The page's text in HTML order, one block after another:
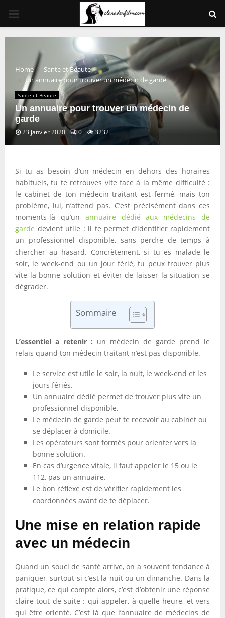
PRIMARY
MENU
Home
Sante et Beaute
Un annuaire pour trouver un médecin de garde
Sante et Beaute
Un annuaire pour trouver un médecin de
garde
23 janvier 2020 0 3232
Si tu as besoin d’un médecin en dehors des horaires
habituels, tu te retrouves vite face à la même difficulté :
le cabinet de ton médecin traitant est fermé, mais ton
problème, lui, n’attend pas. C’est précisément dans ces
moments-là qu’un annuaire dédié aux médecins de
garde devient utile : il te permet d’identifier rapidement
un professionnel disponible, sans perdre de temps à
chercher au hasard. Concrètement, si tu es malade le
soir, le week-end ou un jour férié, tu peux trouver plus
vite la bonne solution et éviter de laisser la situation se
dégrader.
Sommaire
L’essentiel a retenir : un médecin de garde prend le
relais quand ton médecin traitant n’est pas disponible.
Le service est utile le soir, la nuit, le week-end et les
jours fériés.
Un annuaire dédié permet de trouver plus vite un
professionnel disponible.
Le médecin de garde peut te recevoir au cabinet ou
se déplacer à domicile.
Les opérateurs sont formés pour orienter vers la
bonne solution.
En cas d’urgence vitale, il faut appeler le 15 ou le
112, pas un annuaire.
Le bon réflexe est de vérifier rapidement les
coordonnées avant de te déplacer.
Une mise en relation rapide
avec un médecin
Quand un souci de santé arrive, on a souvent tendance à
paniquer, surtout si c’est la nuit ou un dimanche. Dans la
pratique, ce qui compte alors, c’est d’obtenir une réponse
claire tout de suite : qui appeler, à quelle heure, et vers
qui être orienté. C’est là que l’annuaire de médecins de